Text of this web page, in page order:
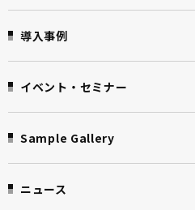
導入事例
イベント・セミナー
Sample Gallery
ニュース